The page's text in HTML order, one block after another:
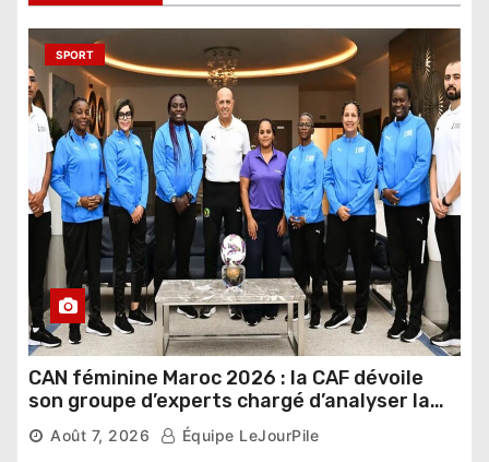
SPORT
CAN féminine Maroc 2026 : la CAF dévoile
son groupe d’experts chargé d’analyser la
compétition
Août 7, 2026 Équipe LeJourPile